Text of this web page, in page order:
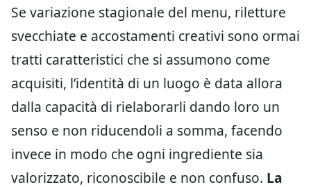
Se variazione stagionale del menu, riletture
svecchiate e accostamenti creativi sono ormai
tratti caratteristici che si assumono come
acquisiti, l’identità di un luogo è data allora
dalla capacità di rielaborarli dando loro un
senso e non riducendoli a somma, facendo
invece in modo che ogni ingrediente sia
valorizzato, riconoscibile e non confuso. La